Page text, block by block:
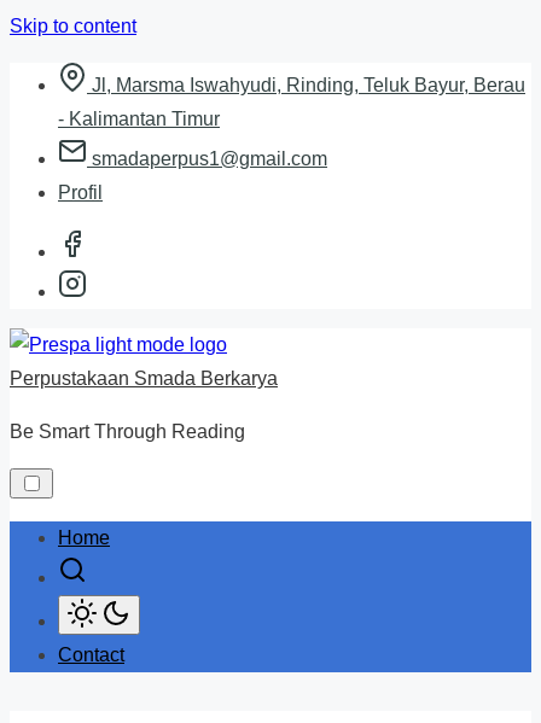
Skip to content
Jl, Marsma Iswahyudi, Rinding, Teluk Bayur, Berau
- Kalimantan Timur
smadaperpus1@gmail.com
Profil
Perpustakaan Smada Berkarya
Be Smart Through Reading
Home
Contact